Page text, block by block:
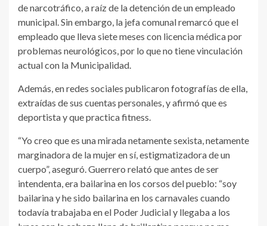
de narcotráfico, a raíz de la detención de un empleado
municipal. Sin embargo, la jefa comunal remarcó que el
empleado que lleva siete meses con licencia médica por
problemas neurológicos, por lo que no tiene vinculación
actual con la Municipalidad.
Además, en redes sociales publicaron fotografías de ella,
extraídas de sus cuentas personales, y afirmó que es
deportista y que practica fitness.
“Yo creo que es una mirada netamente sexista, netamente
marginadora de la mujer en sí, estigmatizadora de un
cuerpo”, aseguró. Guerrero relató que antes de ser
intendenta, era bailarina en los corsos del pueblo: “soy
bailarina y he sido bailarina en los carnavales cuando
todavía trabajaba en el Poder Judicial y llegaba a los